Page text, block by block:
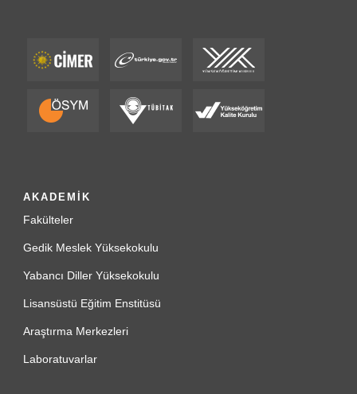
AKADEMİK
Fakülteler
Gedik Meslek Yüksekokulu
Yabancı Diller Yüksekokulu
Lisansüstü Eğitim Enstitüsü
Araştırma Merkezleri
Laboratuvarlar